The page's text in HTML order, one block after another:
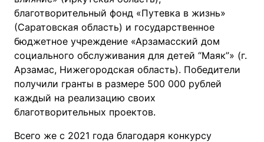
благотворительный фонд «Путевка в жизнь»
(Саратовская область) и государственное
бюджетное учреждение «Арзамасский дом
социального обслуживания для детей “Маяк”» (г.
Арзамас, Нижегородская область). Победители
получили гранты в размере 500 000 рублей
каждый на реализацию своих
благотворительных проектов.
Всего же с 2021 года благодаря конкурсу